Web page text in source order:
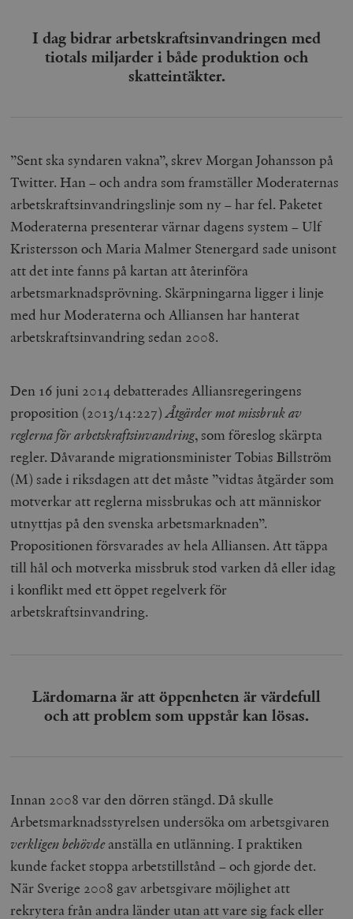
I dag bidrar arbetskrafts­invandringen med
tiotals miljarder i både produktion och
skatte­intäkter.
”Sent ska syndaren vakna”, skrev Morgan Johansson på
Twitter. Han – och andra som framställer Moderaternas
arbetskraftsinvandringslinje som ny – har fel. Paketet
Moderaterna presenterar värnar dagens system – Ulf
Kristersson och Maria Malmer Stenergard sade unisont
att det inte fanns på kartan att återinföra
arbetsmarknadsprövning. Skärpningarna ligger i linje
med hur Moderaterna och Alliansen har hanterat
arbets­krafts­invandring sedan 2008.
Den 16 juni 2014 debatterades Allians­regeringens
proposition (2013/14:227)Åtgärder mot missbruk av
reglerna för arbets­krafts­invandring, som föreslog skärpta
regler. Dåvarande migrationsminister Tobias Billström
(M) sade i riksdagen att det måste ”vidtas åtgärder som
motverkar att reglerna missbrukas och att människor
utnyttjas på den svenska arbetsmarknaden”.
Propositionen försvarades av hela Alliansen. Att täppa
till hål och motverka missbruk stod varken då eller idag
i konflikt med ett öppet regelverk för
arbetskraftsinvandring.
Lärdomarna är att öppenheten är värdefull
och att problem som uppstår kan lösas.
Innan 2008 var den dörren stängd. Då skulle
Arbetsmarknadsstyrelsen undersöka om arbetsgivaren
verkligen behövde anställa en utlänning. I praktiken
kunde facket stoppa arbetstillstånd – och gjorde det.
När Sverige 2008 gav arbetsgivare möjlighet att
rekrytera från andra länder utan att vare sig fack eller